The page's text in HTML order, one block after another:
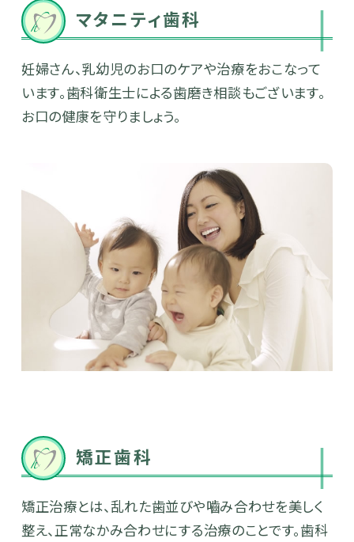
マタニティ歯科
妊婦さん、乳幼児のお口のケアや治療をおこなって
います。歯科衛生士による歯磨き相談もございます。
お口の健康を守りましょう。
矯正歯科
矯正治療とは、乱れた歯並びや嚙み合わせを美しく
整え、正常なかみ合わせにする治療のことです。歯科